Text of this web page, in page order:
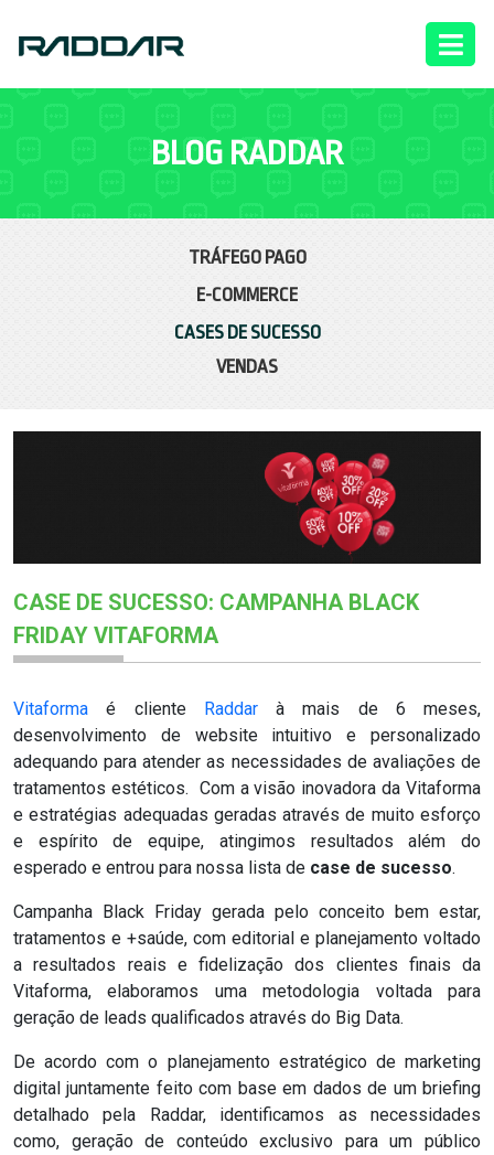
BLOG RADDAR
TRÁFEGO PAGO
E-COMMERCE
CASES DE SUCESSO
VENDAS
CASE DE SUCESSO: CAMPANHA BLACK
FRIDAY VITAFORMA
Vitaforma é cliente Raddarà mais de 6 meses,
desenvolvimento de website intuitivo e personalizado
adequando para atender as necessidades de avaliações de
tratamentos estéticos. Com a visão inovadora da Vitaforma
e estratégias adequadas geradas através de muito esforço
e espírito de equipe, atingimos resultados além do
esperado e entrou para nossa lista de case de sucesso.
Campanha Black Friday gerada pelo conceito bem estar,
tratamentos e +saúde, com editorial e planejamento voltado
a resultados reais e fidelização dos clientes finais da
Vitaforma, elaboramos uma metodologia voltada para
geração de leads qualificados através do Big Data.
De acordo com o planejamento estratégico de marketing
digital juntamente feito com base em dados de um briefing
detalhado pela Raddar, identificamos as necessidades
como, geração de conteúdo exclusivo para um público